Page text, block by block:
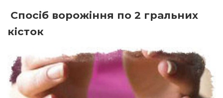
Спосіб ворожіння по 2 гральних
кісток